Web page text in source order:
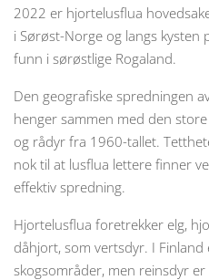
2022 er hjortelusflua
i Sørøst-Norge og langs kysten
funn i sørøstlige Rogaland.
Den geografiske spredningen
henger sammen med den
og rådyr fra 1960-tallet.
nok til at lusflua lettere finner
effektiv spredning.
Hjortelusflua foretrekker elg,
dåhjort, som vertsdyr. I
skogsområder, men reinsdyr